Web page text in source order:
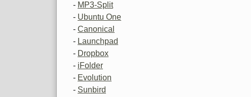
- MP3-Split
- Ubuntu One
- Canonical
- Launchpad
- Dropbox
- iFolder
- Evolution
- Sunbird